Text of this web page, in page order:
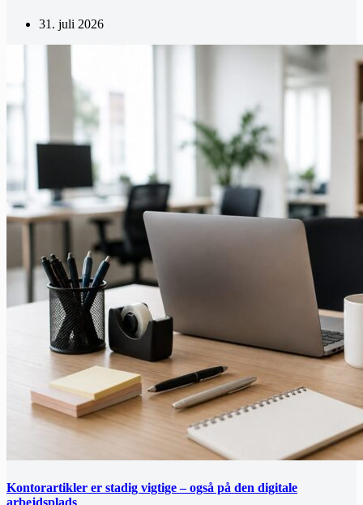
31. juli 2026
Kontorartikler er stadig vigtige – også på den digitale